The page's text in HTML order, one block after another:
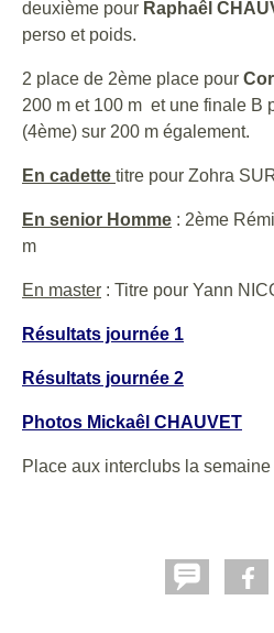
deuxième pour Raphaêl
perso et poids.
2 place de 2ème place pour
200 m et 100 m et une finale B
(4ème) sur 200 m également.
En cadette titre pour Zohra
En senior Homme : 2ème
m
En master : Titre pour Yann
Résultats journée 1
Résultats journée 2
Photos Mickaêl CHAUVET
Place aux interclubs la